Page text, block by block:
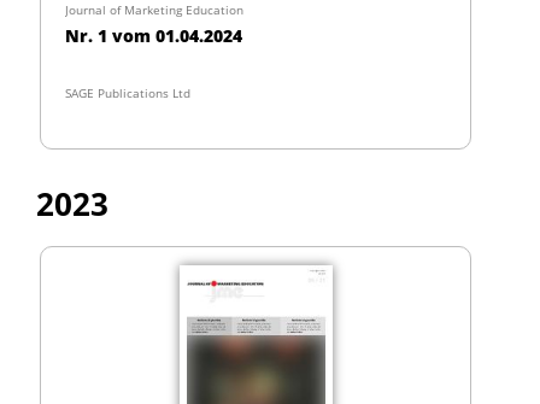
Journal of Marketing Education
Nr. 1 vom 01.04.2024
SAGE Publications Ltd
2023